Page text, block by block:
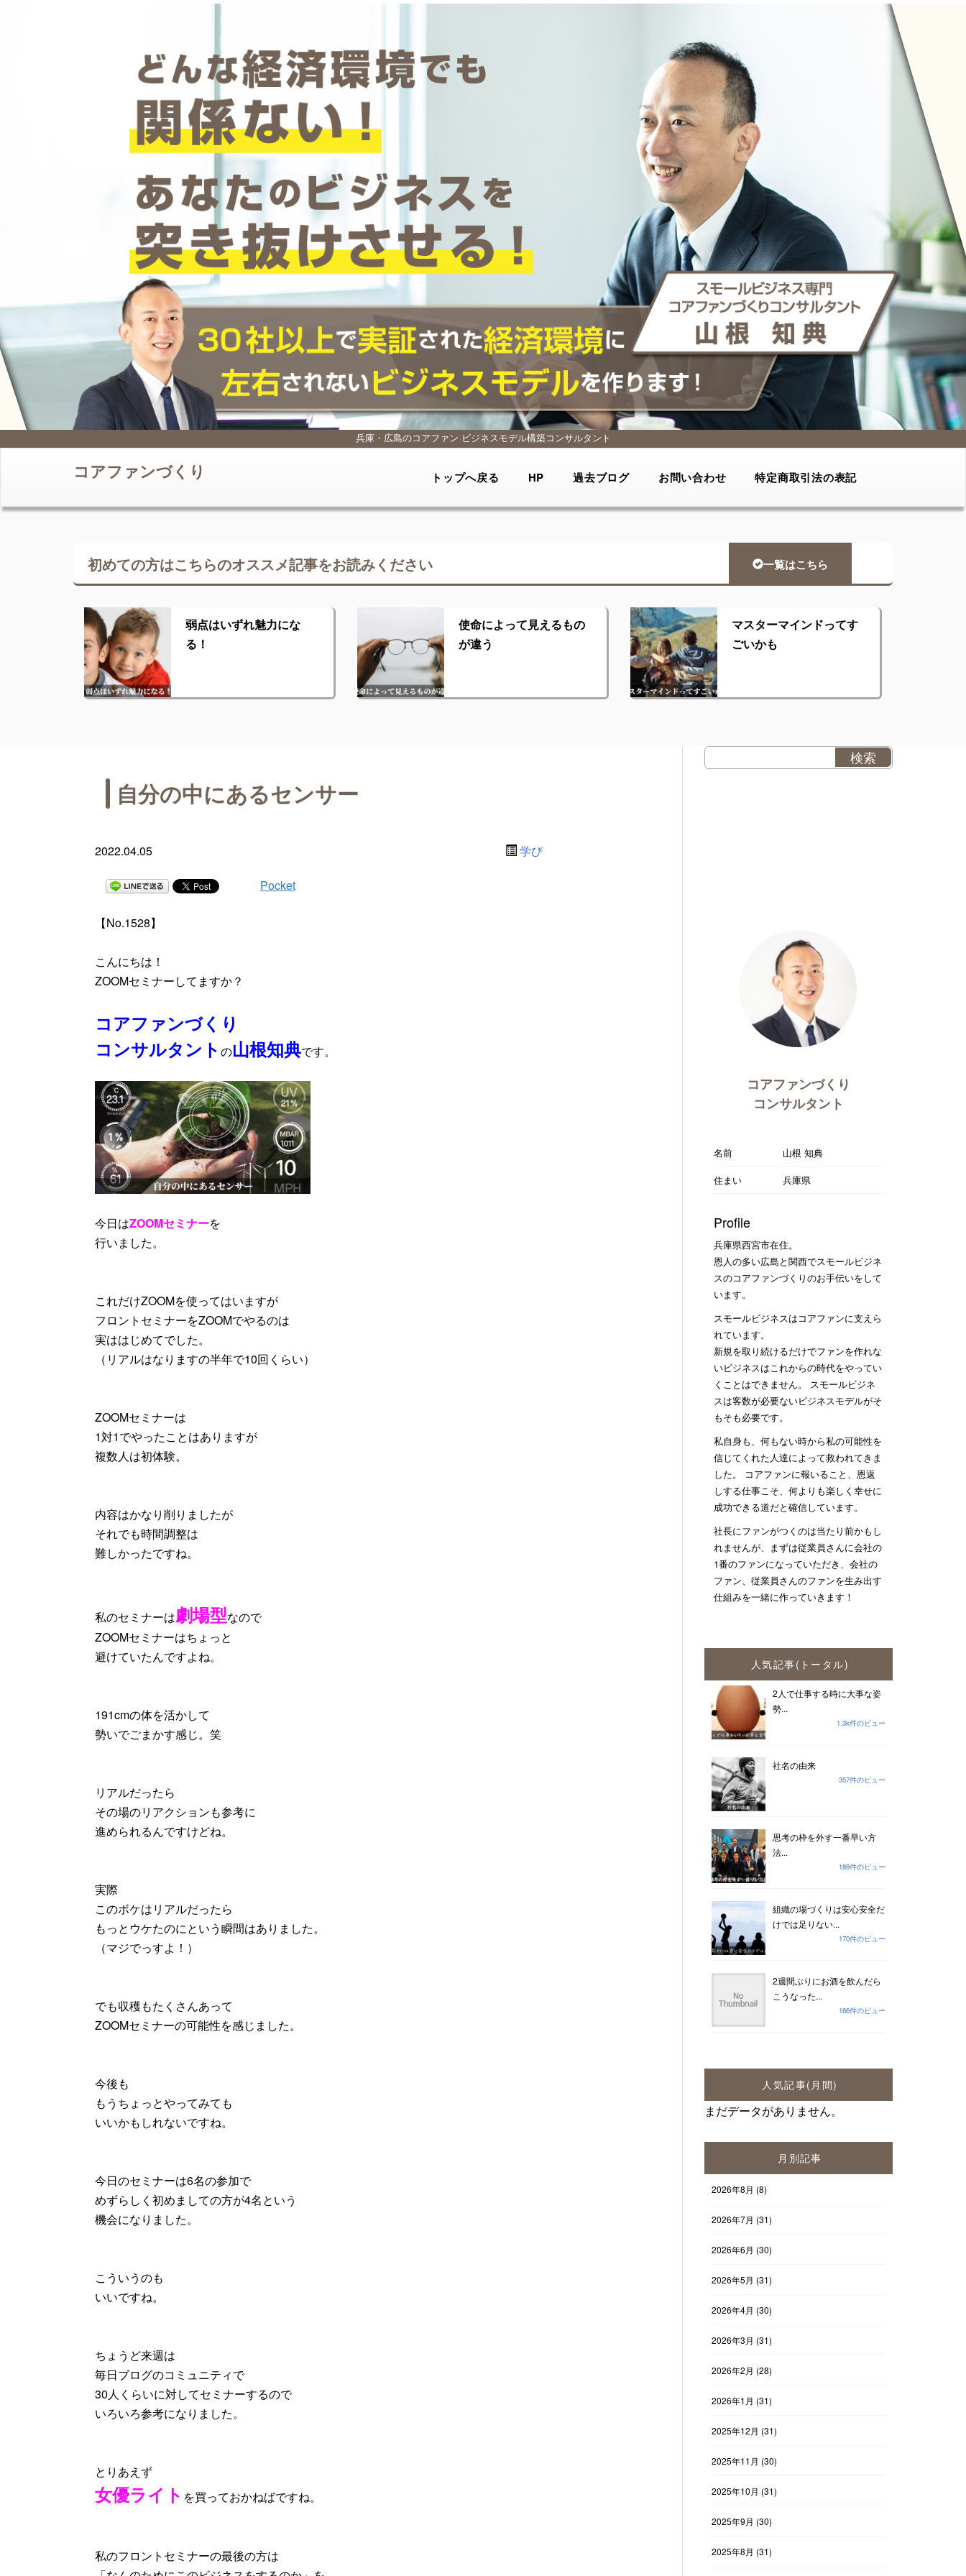
兵庫・広島のコアファン ビジネスモデル構築コンサルタント
コアファンづくり トップへ戻る HP 過去ブログ お問い合わせ 特定商取引法の表記
初めての方はこちらのオススメ記事をお読みください 一覧はこちら
弱点はいずれ魅力にな
る！
使命によって見えるもの
が違う
マスターマインドってす
ごいかも
自分の中にあるセンサー
2022.04.05 学び
Pocket
【No.1528】
こんにちは！
ZOOMセミナーしてますか？
コアファンづくり
コンサルタント の山根知典です。
今日はZOOMセミナーを
行いました。
これだけZOOMを使ってはいますが
フロントセミナーをZOOMでやるのは
実ははじめてでした。
（リアルはなりますの半年で10回くらい）
ZOOMセミナーは
1対1でやったことはありますが
複数人は初体験。
内容はかなり削りましたが
それでも時間調整は
難しかったですね。
私のセミナーは劇場型なので
ZOOMセミナーはちょっと
避けていたんですよね。
191cmの体を活かして
勢いでごまかす感じ。笑
リアルだったら
その場のリアクションも参考に
進められるんですけどね。
実際
このボケはリアルだったら
もっとウケたのにという瞬間はありました。
（マジでっすよ！）
でも収穫もたくさんあって
ZOOMセミナーの可能性を感じました。
今後も
もうちょっとやってみても
いいかもしれないですね。
今日のセミナーは6名の参加で
めずらしく初めましての方が4名という
機会になりました。
こういうのも
いいですね。
ちょうど来週は
毎日ブログのコミュニティで
30人くらいに対してセミナーするので
いろいろ参考になりました。
とりあえず
女優ライト を買っておかねばですね。
私のフロントセミナーの最後の方は
コアファンづくり
コンサルタント
名前
山根 知典
住まい
兵庫県
Profile
兵庫県西宮市在住。
恩人の多い広島と関西でスモールビジネ
スのコアファンづくりのお手伝いをして
います。
スモールビジネスはコアファンに支えら
れています。
新規を取り続けるだけでファンを作れな
いビジネスはこれからの時代をやってい
くことはできません。 スモールビジネ
スは客数が必要ないビジネスモデルがそ
もそも必要です。
私自身も、何もない時から私の可能性を
信じてくれた人達によって救われてきま
した。 コアファンに報いること、恩返
しする仕事こそ、何よりも楽しく幸せに
成功できる道だと確信しています。
社長にファンがつくのは当たり前かもし
れませんが、まずは従業員さんに会社の
1番のファンになっていただき、会社の
ファン、従業員さんのファンを生み出す
仕組みを一緒に作っていきます！
人気記事(トータル)
2人で仕事する時に大事な姿
勢...
1.3k件のビュー
社名の由来
357件のビュー
思考の枠を外す一番早い方
法...
189件のビュー
組織の場づくりは安心安全だ
けでは足りない...
170件のビュー
2週間ぶりにお酒を飲んだら
こうなった...
166件のビュー
人気記事(月間)
まだデータがありません。
月別記事
2026年8月 (8)
2026年7月 (31)
2026年6月 (30)
2026年5月 (31)
2026年4月 (30)
2026年3月 (31)
2026年2月 (28)
2026年1月 (31)
2025年12月 (31)
2025年11月 (30)
2025年10月 (31)
2025年9月 (30)
2025年8月 (31)